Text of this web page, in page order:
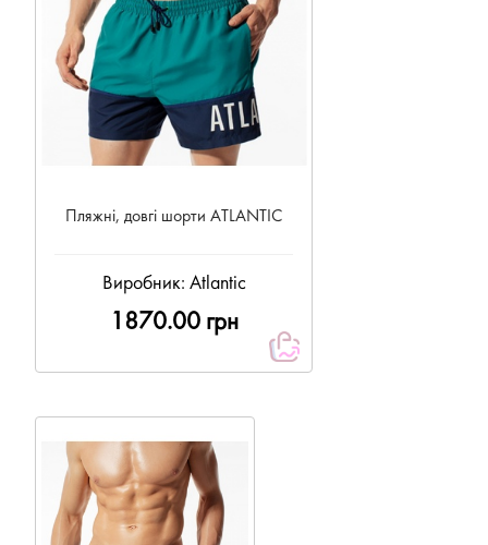
Пляжні, довгі шорти ATLANTIC
Виробник: Atlantic
1870.00 грн